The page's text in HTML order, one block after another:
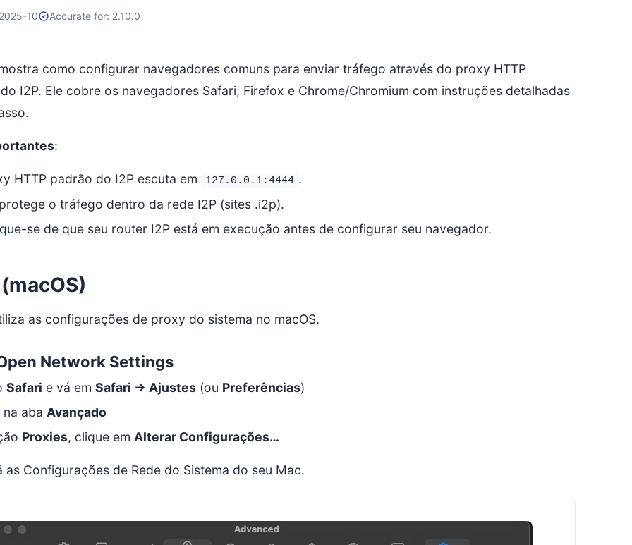
10 Accurate for: 2.10.0
como configurar navegadores comuns para enviar tráfego através do proxy HTTP
I2P. Ele cobre os navegadores Safari, Firefox e Chrome/Chromium com instruções detalhadas
:
HTTP padrão do I2P escuta em 127.0.0.1:4444 .
o tráfego dentro da rede I2P (sites .i2p).
se de que seu router I2P está em execução antes de configurar seu navegador.
as configurações de proxy do sistema no macOS.
Network Settings
Safari e vá em Safari → Ajustes (ou Preferências)
na aba Avançado
Proxies, clique em Alterar Configurações…
as Configurações de Rede do Sistema do seu Mac.